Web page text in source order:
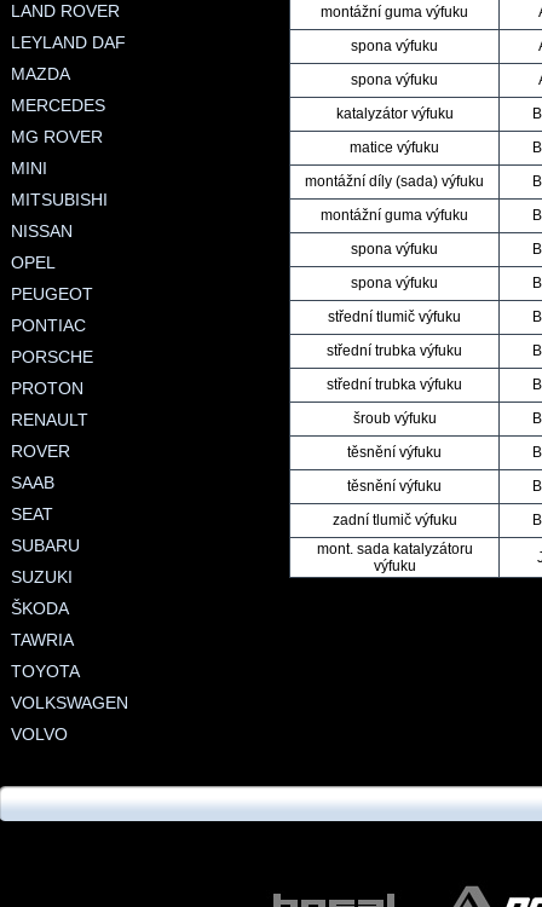
montážní guma výfuku
spona výfuku
spona výfuku
katalyzátor výfuku
matice výfuku
montážní díly (sada) výfuku
montážní guma výfuku
spona výfuku
spona výfuku
střední tlumič výfuku
střední trubka výfuku
střední trubka výfuku
šroub výfuku
těsnění výfuku
těsnění výfuku
zadní tlumič výfuku
mont. sada katalyzátoru
výfuku
LAND ROVER
LEYLAND DAF
MAZDA
MERCEDES
MG ROVER
MINI
MITSUBISHI
NISSAN
OPEL
PEUGEOT
PONTIAC
PORSCHE
PROTON
RENAULT
ROVER
SAAB
SEAT
SUBARU
SUZUKI
ŠKODA
TAWRIA
TOYOTA
VOLKSWAGEN
VOLVO